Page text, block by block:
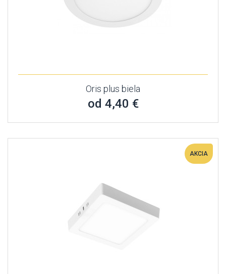
Oris plus biela
od 4,40 €
AKCIA